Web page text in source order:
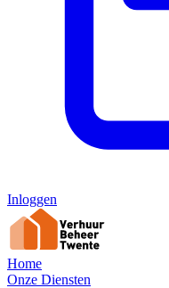
Inloggen
Home
Onze Diensten